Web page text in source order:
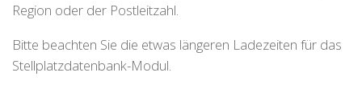
Region oder der Postleitzahl.
Bitte beachten Sie die etwas längeren Ladezeiten für das
Stellplatzdatenbank-Modul.